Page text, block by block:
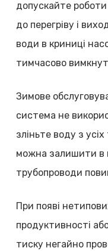
допускайте
до перегріву і
води в криниці
тимчасово
Зимове
система не
зліньте воду з
можна залишити в
трубопроводи
При появі
продуктивності
тиску негайно